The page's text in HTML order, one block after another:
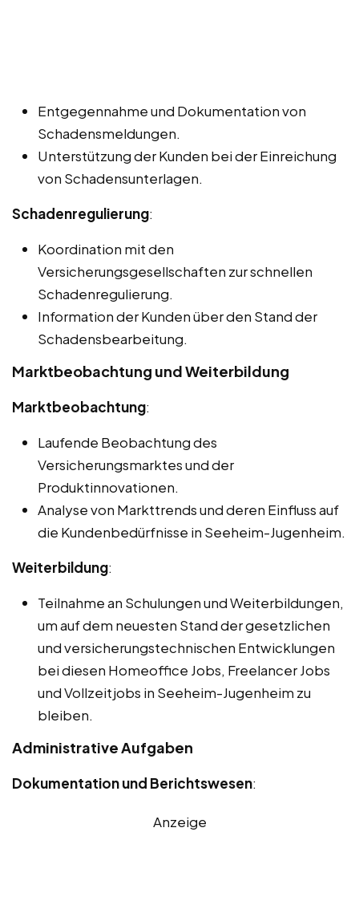
Entgegennahme und Dokumentation von
Schadensmeldungen.
Unterstützung der Kunden bei der Einreichung
von Schadensunterlagen.
Schadenregulierung:
Koordination mit den
Versicherungsgesellschaften zur schnellen
Schadenregulierung.
Information der Kunden über den Stand der
Schadensbearbeitung.
Marktbeobachtung und Weiterbildung
Marktbeobachtung:
Laufende Beobachtung des
Versicherungsmarktes und der
Produktinnovationen.
Analyse von Markttrends und deren Einfluss auf
die Kundenbedürfnisse in Seeheim-Jugenheim.
Weiterbildung:
Teilnahme an Schulungen und Weiterbildungen,
um auf dem neuesten Stand der gesetzlichen
und versicherungstechnischen Entwicklungen
bei diesen Homeoffice Jobs, Freelancer Jobs
und Vollzeitjobs in Seeheim-Jugenheim zu
bleiben.
Administrative Aufgaben
Dokumentation und Berichtswesen:
Anzeige